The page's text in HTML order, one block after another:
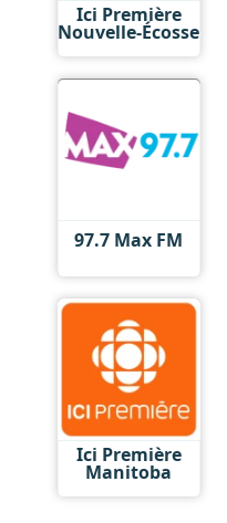
Ici Première
Nouvelle-Écosse
97.7 Max FM
Ici Première
Manitoba